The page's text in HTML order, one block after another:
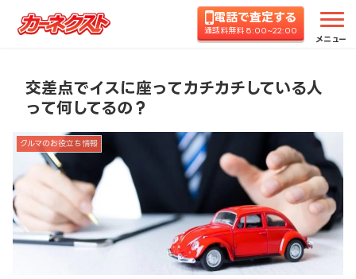
電話で査定する
通話料無料 8:00~22:00
メニュー
ホーム コラムTOP クルマのお役立ち情報 交差
交差点でイスに座ってカチカチしている人
って何してるの？
クルマのお役立ち情報